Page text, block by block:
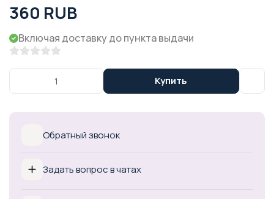
360 RUB
Включая доставку до пункта выдачи
Купить
Обратный звонок
Задать вопрос в чатах